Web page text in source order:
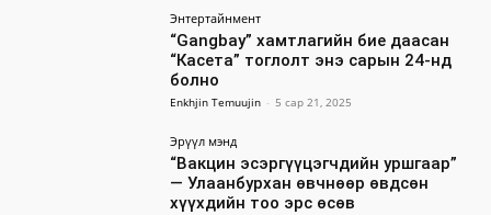
Энтертайнмент
“Gangbay” хамтлагийн бие даасан
“Касета” тоглолт энэ сарын 24-нд
болно
Enkhjin Temuujin - 5 сар 21, 2025
Эрүүл мэнд
“Вакцин эсэргүүцэгчдийн уршгаар”
— Улаанбурхан өвчнөөр өвдсөн
хүүхдийн тоо эрс өсөв